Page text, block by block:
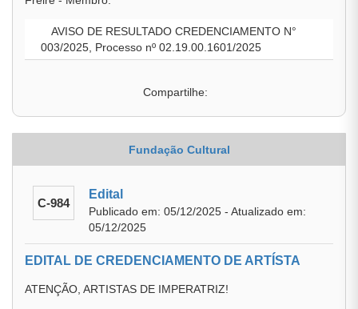
AVISO DE RESULTADO CREDENCIAMENTO N°
003/2025, Processo nº 02.19.00.1601/2025
Compartilhe:
Fundação Cultural
C-984
Edital
Publicado em: 05/12/2025 - Atualizado em:
05/12/2025
EDITAL DE CREDENCIAMENTO DE ARTÍSTA
ATENÇÃO, ARTISTAS DE IMPERATRIZ!